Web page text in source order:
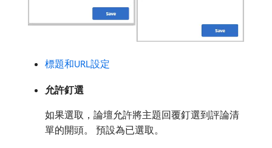
標題和URL設定
允許釘選
如果選取，論壇允許將主題回覆釘選到評論清
單的開頭。 預設為已選取。